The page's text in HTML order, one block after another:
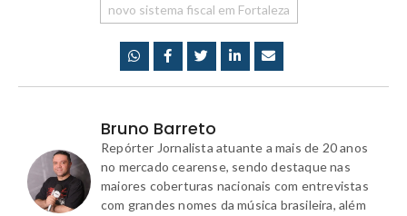
novo sistema fiscal em Fortaleza
Bruno Barreto
Repórter Jornalista atuante a mais de 20 anos
no mercado cearense, sendo destaque nas
maiores coberturas nacionais com entrevistas
com grandes nomes da música brasileira, além